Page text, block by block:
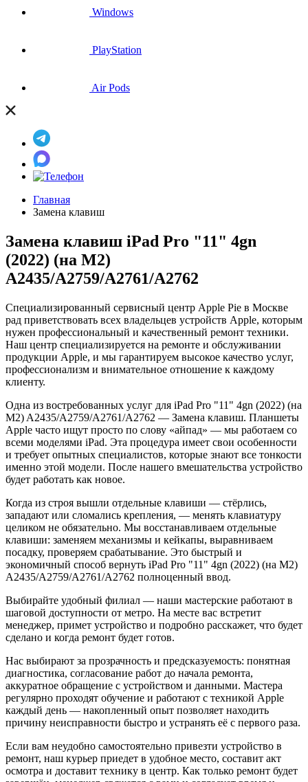
Windows
PlayStation
Air Pods
Главная
Замена клавиш
Замена клавиш iPad Pro "11" 4gn
(2022) (на М2)
A2435/A2759/A2761/A2762
Специализированный сервисный центр Apple Pie в Москве
рад приветствовать всех владельцев устройств Apple, которым
нужен профессиональный и качественный ремонт техники.
Наш центр специализируется на ремонте и обслуживании
продукции Apple, и мы гарантируем высокое качество услуг,
профессионализм и внимательное отношение к каждому
клиенту.
Одна из востребованных услуг для iPad Pro "11" 4gn (2022) (на
М2) A2435/A2759/A2761/A2762 — Замена клавиш. Планшеты
Apple часто ищут просто по слову «айпад» — мы работаем со
всеми моделями iPad. Эта процедура имеет свои особенности
и требует опытных специалистов, которые знают все тонкости
именно этой модели. После нашего вмешательства устройство
будет работать как новое.
Когда из строя вышли отдельные клавиши — стёрлись,
западают или сломались крепления, — менять клавиатуру
целиком не обязательно. Мы восстанавливаем отдельные
клавиши: заменяем механизмы и кейкапы, выравниваем
посадку, проверяем срабатывание. Это быстрый и
экономичный способ вернуть iPad Pro "11" 4gn (2022) (на М2)
A2435/A2759/A2761/A2762 полноценный ввод.
Выбирайте удобный филиал — наши мастерские работают в
шаговой доступности от метро. На месте вас встретит
менеджер, примет устройство и подробно расскажет, что будет
сделано и когда ремонт будет готов.
Нас выбирают за прозрачность и предсказуемость: понятная
диагностика, согласование работ до начала ремонта,
аккуратное обращение с устройством и данными. Мастера
регулярно проходят обучение и работают с техникой Apple
каждый день — накопленный опыт позволяет находить
причину неисправности быстро и устранять её с первого раза.
Если вам неудобно самостоятельно привезти устройство в
ремонт, наш курьер приедет в удобное место, составит акт
осмотра и доставит технику в центр. Как только ремонт будет